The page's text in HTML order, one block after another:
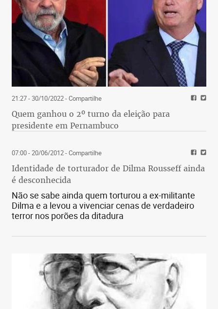
21:27 - 30/10/2022- Compartilhe
Quem ganhou o 2º turno da eleição para
presidente em Pernambuco
07:00 - 20/06/2012- Compartilhe
Identidade de torturador de Dilma Rousseff ainda
é desconhecida
Não se sabe ainda quem torturou a ex-militante
Dilma e a levou a vivenciar cenas de verdadeiro
terror nos porões da ditadura